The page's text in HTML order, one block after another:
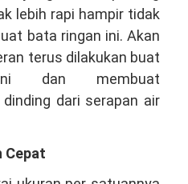
lebih rapi hampir tidak
bata ringan ini. Akan
terus dilakukan buat
dan membuat
dari serapan air
Cepat